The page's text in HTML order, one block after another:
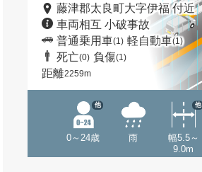
藤津郡太良町大字伊福 付近
車両相互 小破事故
普通乗用車(1) 軽自動車(1)
死亡(0) 負傷(1)
距離2259m
0～24歳
他
雨
幅5.5～
9.0m
他